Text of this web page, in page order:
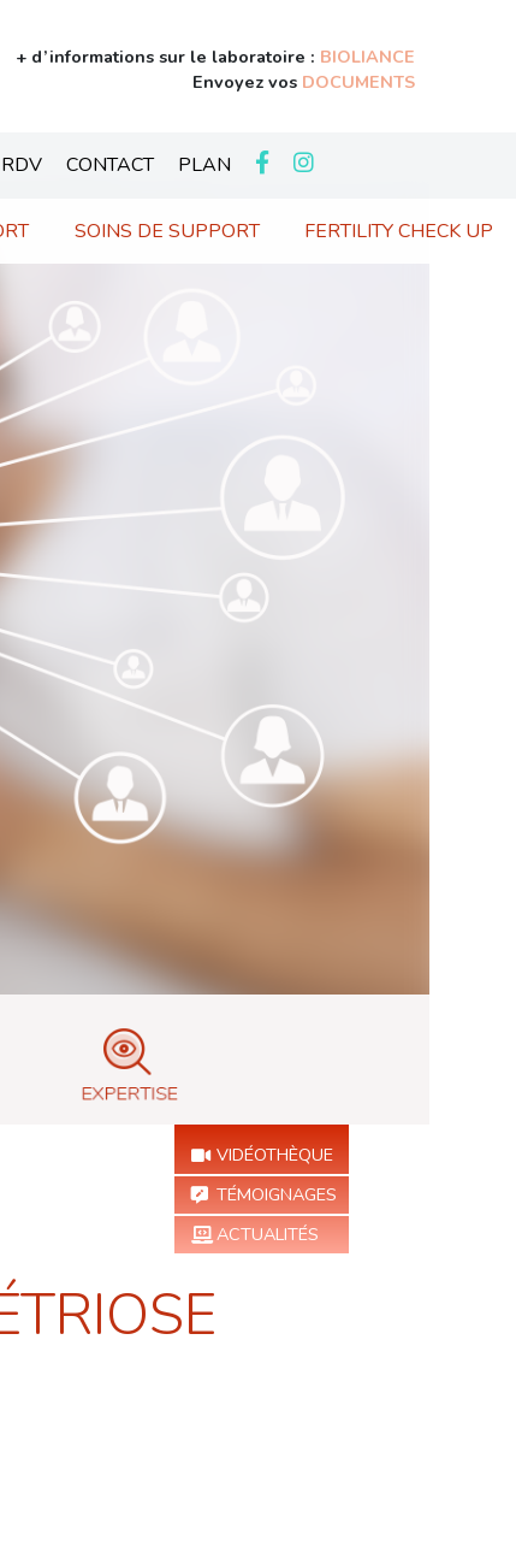
+ d’informations sur le laboratoire : BIOLIANCE
Envoyez vos DOCUMENTS
RDV CONTACT PLAN
SOINS DE SUPPORT FERTILITY CHECK UP
VIDÉOTHÈQUE
TÉMOIGNAGES
ACTUALITÉS